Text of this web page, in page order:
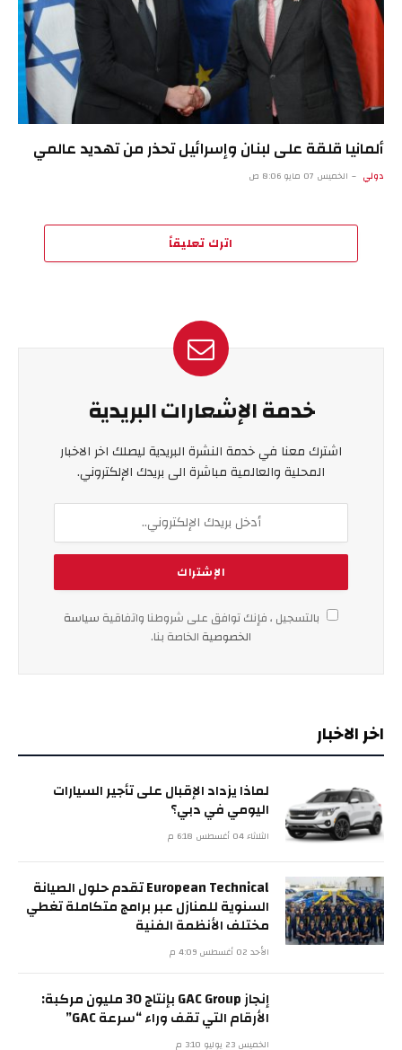
ألمانيا قلقة على لبنان وإسرائيل تحذر من تهديد عالمي
دولي الخميس 07 مايو 8:06 ص
اترك تعليقاً
خدمة الإشعارات البريدية
اشترك معنا في خدمة النشرة البريدية ليصلك اخر الاخبار
المحلية والعالمية مباشرة الى بريدك الإلكتروني.
بالتسجيل ، فإنك توافق على شروطنا واتفاقية سياسة
الخصوصية الخاصة بنا.
اخر الاخبار
لماذا يزداد الإقبال على تأجير السيارات
اليومي في دبي؟
الثلاثاء 04 أغسطس 6:18 م
European Technical تقدم حلول الصيانة
السنوية للمنازل عبر برامج متكاملة تغطي
مختلف الأنظمة الفنية
الأحد 02 أغسطس 4:09 م
إنجاز GAC Group بإنتاج 30 مليون مركبة:
الأرقام التي تقف وراء “سرعة GAC”
الخميس 23 يوليو 3:10 م